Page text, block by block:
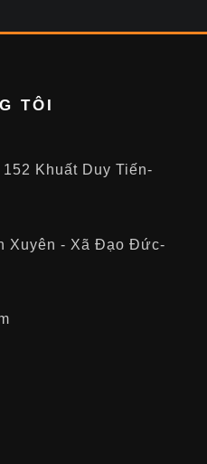
TÔI
Khuất Duy Tiến-
Xuyên - Xã Đạo Đức-